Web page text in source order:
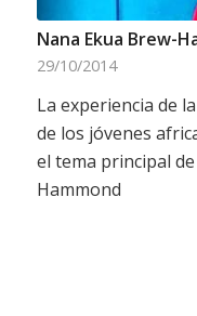
Nana Ekua Brew-
29/10/2014
La experiencia de
de los jóvenes
el tema principal
Hammond